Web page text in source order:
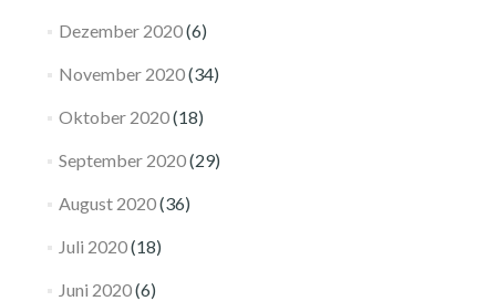
Dezember 2020(6)
November 2020(34)
Oktober 2020(18)
September 2020(29)
August 2020(36)
Juli 2020(18)
Juni 2020(6)